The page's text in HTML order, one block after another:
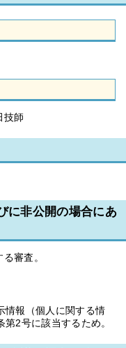
技師
に非公開の場合にあ
審査。
情報（個人に関する情
2号に該当するため。